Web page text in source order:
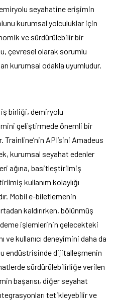
seyahatine erişimin
kurumsal yolculuklar için
ve sürdürülebilir bir
çevresel olarak sorumlu
kurumsal odakla uyumludur.
iş birliği, demiryolu
geliştirmede önemli bir
Trainline’nin API’sini Amadeus
kurumsal seyahat edenler
ağına, basitleştirilmiş
kullanım kolaylığı
Mobil e-biletlemenin
kaldırırken, bölünmüş
işlemlerinin gelecekteki
ve kullanıcı deneyimini daha da
endüstrisinde dijitalleşmenin
sürdürülebilirliğe verilen
başarısı, diğer seyahat
tetikleyebilir ve